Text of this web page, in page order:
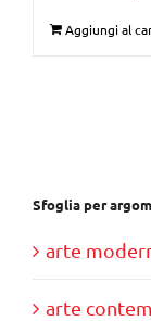
Aggiungi al
Sfoglia per
arte
arte